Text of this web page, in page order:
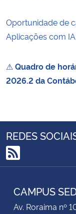
Oportunidade de
Aplicações com
⚠ Quadro de
2026.2 da
REDES
RSS
CAMPUS
Av. Roraima nº